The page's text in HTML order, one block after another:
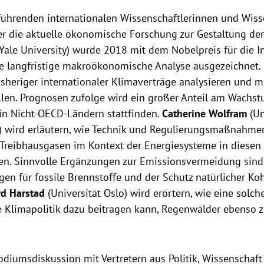
internationalen Wissenschaftlerinnen und
die aktuelle ökonomische Forschung zur Gestaltung
University) wurde 2018 mit dem Nobelpreis für die
langfristige makroökonomische Analyse
internationaler Klimaverträge analysieren und
Prognosen zufolge wird ein großer Anteil am
Nicht-OECD-Ländern stattfinden. Catherine Wolfram
wird erläutern, wie Technik und
im Kontext der Energiesysteme in
Sinnvolle Ergänzungen zur Emissionsvermeidung sind
für fossile Brennstoffe und der Schutz natürlicher
Harstad (Universität Oslo) wird erörtern, wie eine
dazu beitragen kann, Regenwälder ebenso
mit Vertretern aus Politik,